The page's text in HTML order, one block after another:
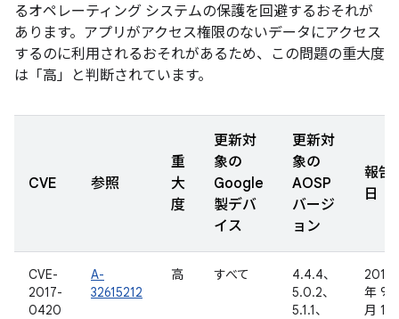
るオペレーティング システムの保護を回避するおそれが
あります。アプリがアクセス権限のないデータにアクセス
するのに利用されるおそれがあるため、この問題の重大度
は「高」と判断されています。
CVE 参照
重
大
度
更新対
象の
Google
製デバ
イス
更新対
象の
AOSP
バージ
ョン
報告
日
CVE-
2017-
0420
A-
32615212
高 すべて
4.4.4、
5.0.2、
5.1.1、
2016
年 9
月 12